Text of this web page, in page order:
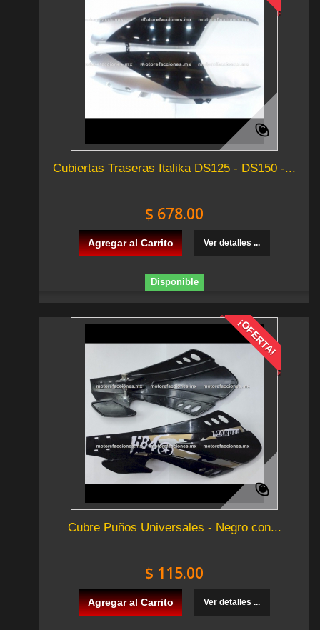
Cubiertas Traseras Italika DS125 - DS150 -...
$ 678.00
Agregar al Carrito Ver detalles ...
Disponible
¡OFERTA!
Cubre Puños Universales - Negro con...
$ 115.00
Agregar al Carrito Ver detalles ...